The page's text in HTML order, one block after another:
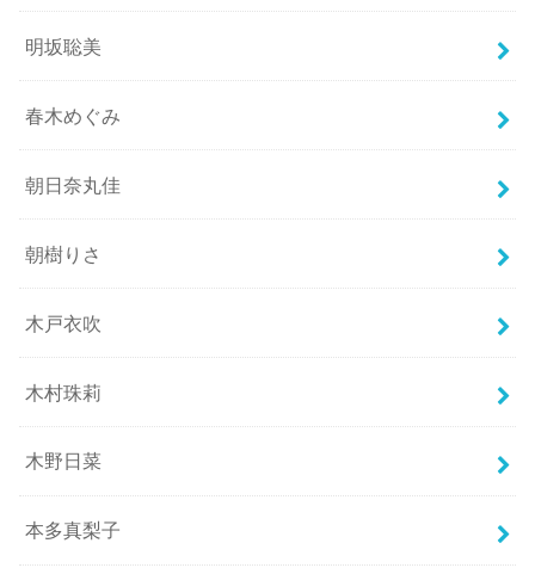
明坂聡美
春木めぐみ
朝日奈丸佳
朝樹りさ
木戸衣吹
木村珠莉
木野日菜
本多真梨子